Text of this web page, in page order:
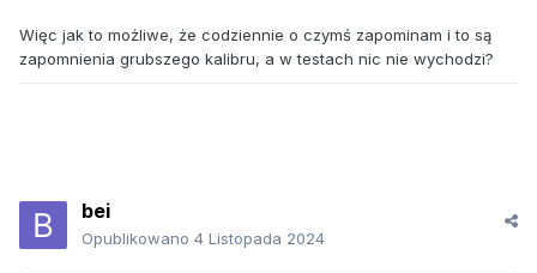
Więc jak to możliwe, że codziennie o czymś zapominam i to są
zapomnienia grubszego kalibru, a w testach nic nie wychodzi?
bei
Opublikowano 4 Listopada 2024